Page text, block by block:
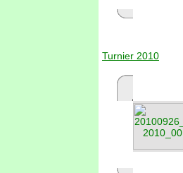
Turnier 2010